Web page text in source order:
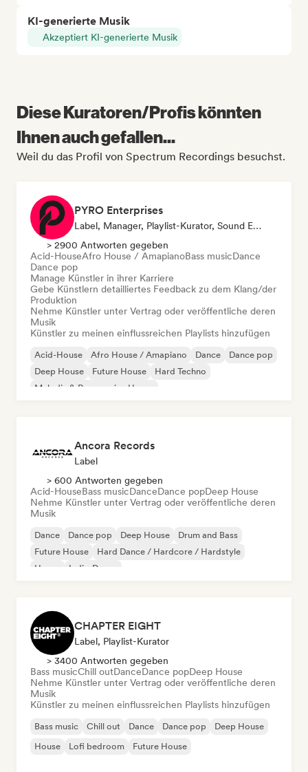
KI-generierte Musik
Akzeptiert KI-generierte Musik
Diese Kuratoren/Profis könnten
Ihnen auch gefallen...
Weil du das Profil von Spectrum Recordings besuchst.
PYRO Enterprises
Label, Manager, Playlist-Kurator, Sound Experte
> 2900 Antworten gegeben
Acid-HouseAfro House / AmapianoBass musicDance
Dance pop
Manage Künstler in ihrer Karriere
Gebe Künstlern detailliertes Feedback zu dem Klang/der
Produktion
Nehme Künstler unter Vertrag oder veröffentliche deren
Musik
Künstler zu meinen einflussreichen Playlists hinzufügen
Acid-House Afro House / Amapiano Dance
Dance pop
Deep House
Future House
Hard Techno
Melodic & Progressive House
Ancora Records
Label
> 600 Antworten gegeben
Acid-HouseBass musicDanceDance popDeep House
Nehme Künstler unter Vertrag oder veröffentliche deren
Musik
Dance Dance pop Deep House
Drum and Bass
Future House
Hard Dance / Hardcore / Hardstyle
House
Indie-Dance
CHAPTER EIGHT
Label, Playlist-Kurator
> 3400 Antworten gegeben
Bass musicChill outDanceDance popDeep House
Nehme Künstler unter Vertrag oder veröffentliche deren
Musik
Künstler zu meinen einflussreichen Playlists hinzufügen
Bass music Chill out Dance Dance pop
Deep House
House
Lofi bedroom Future House